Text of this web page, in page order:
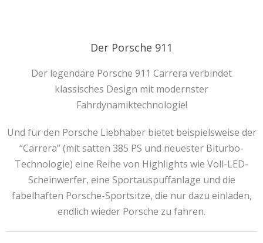
Der Porsche 911
Der legendäre Porsche 911 Carrera verbindet
klassisches Design mit modernster
Fahrdynamiktechnologie!
Und für den Porsche Liebhaber bietet beispielsweise der
“Carrera” (mit satten 385 PS und neuester Biturbo-
Technologie) eine Reihe von Highlights wie Voll-LED-
Scheinwerfer, eine Sportauspuffanlage und die
fabelhaften Porsche-Sportsitze, die nur dazu einladen,
endlich wieder Porsche zu fahren.